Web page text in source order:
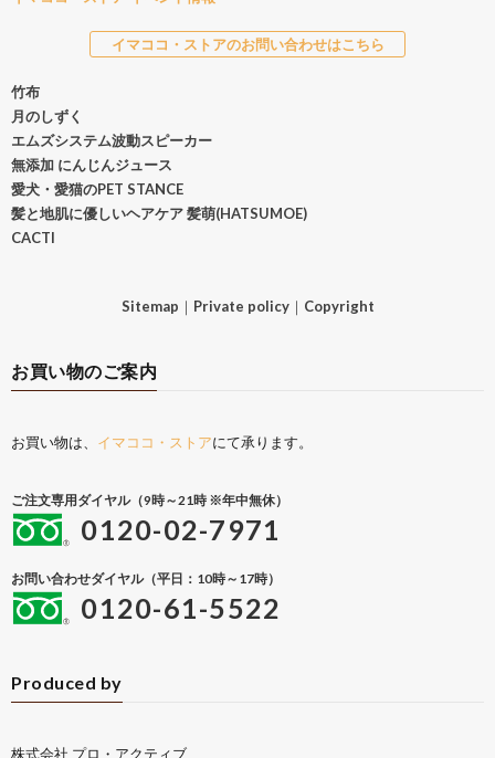
イマココ・ストアのお問い合わせはこちら
竹布
月のしずく
エムズシステム波動スピーカー
無添加 にんじんジュース
愛犬・愛猫のPET STANCE
髪と地肌に優しいヘアケア 髪萌(HATSUMOE)
CACTI
Sitemap ｜ Private policy｜ Copyright
お買い物のご案内
お買い物は、 イマココ・ストアにて承ります。
ご注文専用ダイヤル（9時～21時 ※年中無休）
0120-02-7971
お問い合わせダイヤル（平日：10時～17時）
0120-61-5522
Produced by
株式会社 プロ・アクティブ